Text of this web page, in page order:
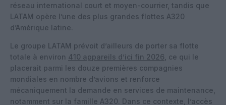
réseau international court et moyen-courrier, tandis que
LATAM opère l’une des plus grandes flottes A320
d’Amérique latine.
Le groupe LATAM prévoit d’ailleurs de porter sa flotte
totale à environ 410 appareils d’ici fin 2026 , ce qui le
placerait parmi les douze premières compagnies
mondiales en nombre d’avions et renforce
mécaniquement la demande en services de maintenance,
notamment sur la famille A320. Dans ce contexte, l’accès